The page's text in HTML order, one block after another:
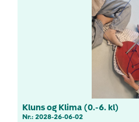
Kluns og Klima (0.-6. kl)
Nr.: 2028-26-06-02